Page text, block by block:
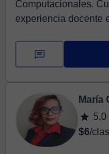
Computacionales.
experiencia docente
María
5,0
$6/